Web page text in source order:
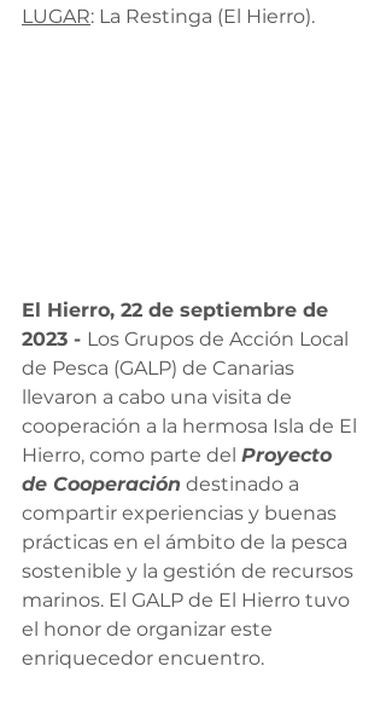
LUGAR: La Restinga (El Hierro).
El Hierro, 22 de septiembre de
2023 - Los Grupos de Acción Local
de Pesca (GALP) de Canarias
llevaron a cabo una visita de
cooperación a la hermosa Isla de El
Hierro, como parte del Proyecto
de Cooperación destinado a
compartir experiencias y buenas
prácticas en el ámbito de la pesca
sostenible y la gestión de recursos
marinos. El GALP de El Hierro tuvo
el honor de organizar este
enriquecedor encuentro.